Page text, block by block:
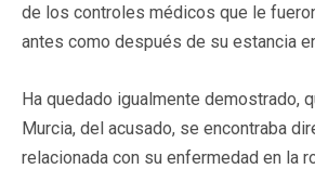
de los controles médicos que le
antes como después de su estancia
Ha quedado igualmente demostrado,
Murcia, del acusado, se encontraba
relacionada con su enfermedad en la